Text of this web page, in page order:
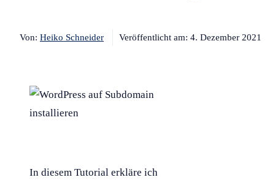
Von: Heiko Schneider Veröffentlicht am: 4. Dezember 2021
In diesem Tutorial erkläre ich